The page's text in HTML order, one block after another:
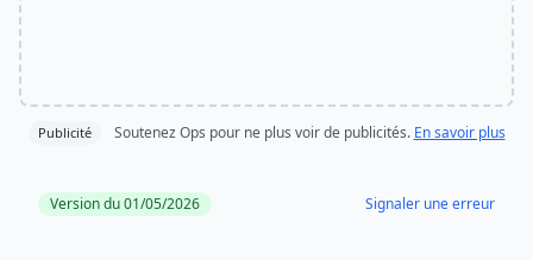
Publicité Soutenez Ops pour ne plus voir de publicités. En savoir plus
Version du 01/05/2026 Signaler une erreur